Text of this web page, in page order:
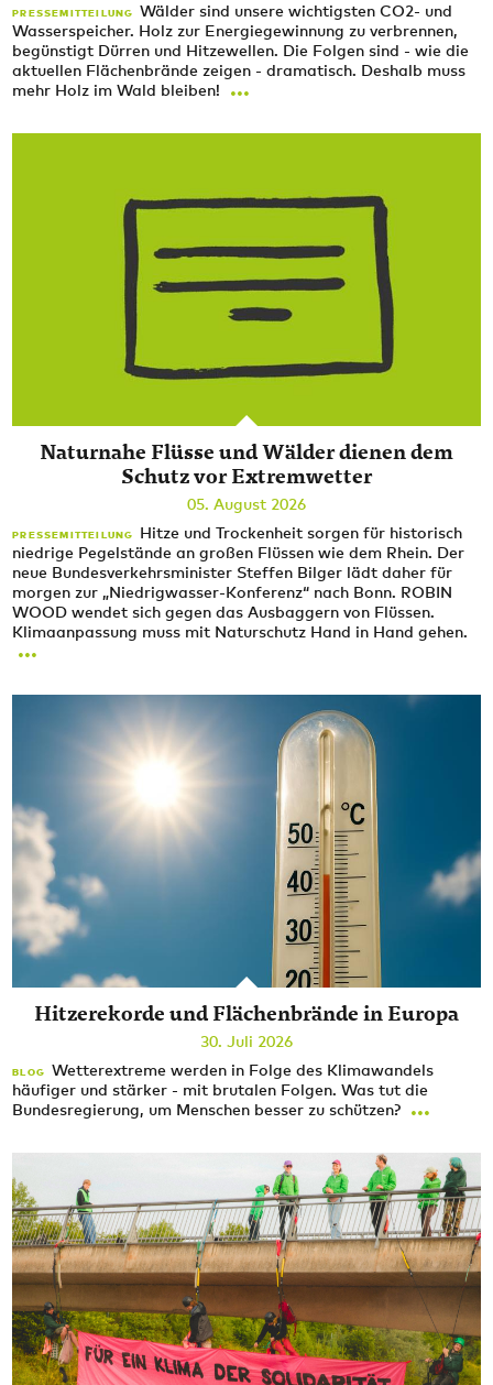
PRESSEMITTEILUNG
Wälder sind unsere wichtigsten CO2- und
Wasserspeicher. Holz zur Energiegewinnung zu verbrennen,
begünstigt Dürren und Hitzewellen. Die Folgen sind - wie die
aktuellen Flächenbrände zeigen - dramatisch. Deshalb muss
mehr Holz im Wald bleiben!
...
Naturnahe Flüsse und Wälder dienen dem
Schutz vor Extremwetter
05. August 2026
PRESSEMITTEILUNG
Hitze und Trockenheit sorgen für historisch
niedrige Pegelstände an großen Flüssen wie dem Rhein. Der
neue Bundesverkehrsminister Steffen Bilger lädt daher für
morgen zur „Niedrigwasser-Konferenz“ nach Bonn. ROBIN
WOOD wendet sich gegen das Ausbaggern von Flüssen.
Klimaanpassung muss mit Naturschutz Hand in Hand gehen.
...
Hitzerekorde und Flächenbrände in Europa
30. Juli 2026
BLOG
Wetterextreme werden in Folge des Klimawandels
häufiger und stärker - mit brutalen Folgen. Was tut die
Bundesregierung, um Menschen besser zu schützen? ...